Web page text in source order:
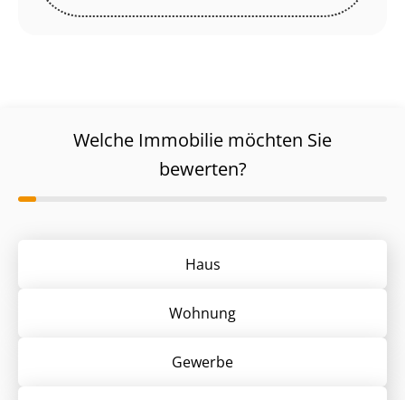
Welche Immobilie möchten Sie
bewerten?
Haus
Wohnung
Gewerbe